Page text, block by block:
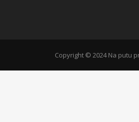
Copyright © 2024 Na putu